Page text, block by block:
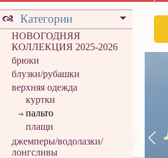
Категории
НОВОГОДНЯЯ
КОЛЛЕКЦИЯ 2025-2026
брюки
блузки/рубашки
верхняя одежда
куртки
пальто
плащи
джемперы/водолазки/
лонгсливы